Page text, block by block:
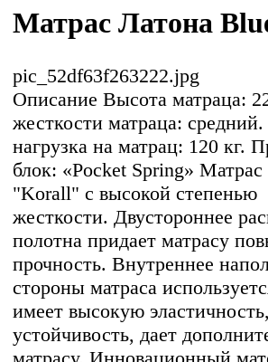
Матрас Латона
pic_52df63f263222.jpg
Описание Высота матраца:
жесткости матраца:
нагрузка на матрац: 120 кг.
блок: «Pocket Spring»
"Korall" с высокой степенью
жесткости. Двустороннее
полотна придает матрасу
прочность. Внутреннее
стороны матраса
имеет высокую
устойчивость, дает